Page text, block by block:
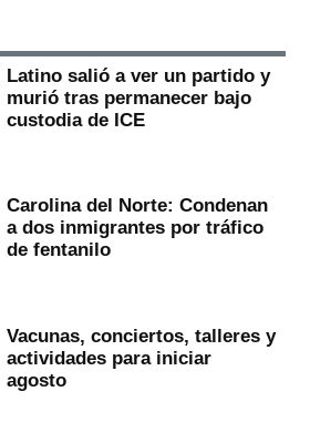
Latino salió a ver un partido y
murió tras permanecer bajo
custodia de ICE
Carolina del Norte: Condenan
a dos inmigrantes por tráfico
de fentanilo
Vacunas, conciertos, talleres y
actividades para iniciar
agosto